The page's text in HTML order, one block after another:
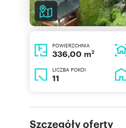
POWIERZCHNIA
336,00 m2
LICZBA POKOI
11
Szczegóły oferty